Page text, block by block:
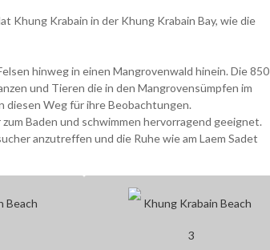
Khung Krabain in der Khung Krabain Bay, wie die
hinweg in einen Mangrovenwald hinein. Die 850
und Tieren die in den Mangrovensümpfen im
Weg für ihre Beobachtungen.
Baden und schwimmen hervorragend geeignet.
anzutreffen und die Ruhe wie am Laem Sadet